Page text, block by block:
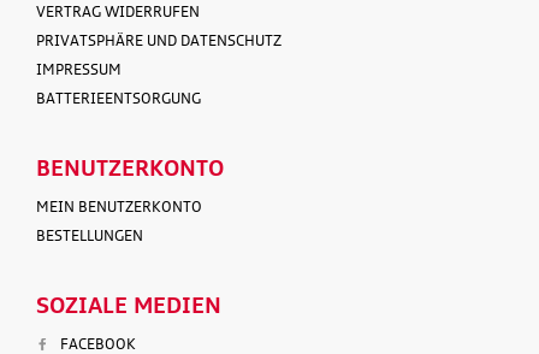
VERTRAG WIDERRUFEN
PRIVATSPHÄRE UND DATENSCHUTZ
IMPRESSUM
BATTERIEENTSORGUNG
BENUTZERKONTO
MEIN BENUTZERKONTO
BESTELLUNGEN
SOZIALE MEDIEN
FACEBOOK